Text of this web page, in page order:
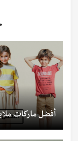
أفضل ماركات